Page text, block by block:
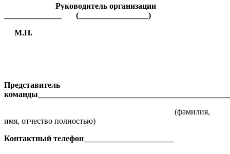
Руководитель организации
______________ (_________________)
М.П.
Представитель
(фамилия,
имя, отчество полностью)
Контактный телефон______________________